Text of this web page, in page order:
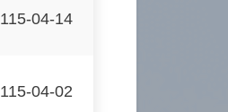
115-04-14
115-04-02